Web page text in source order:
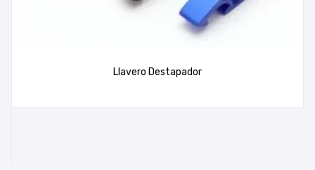
Llavero Destapador